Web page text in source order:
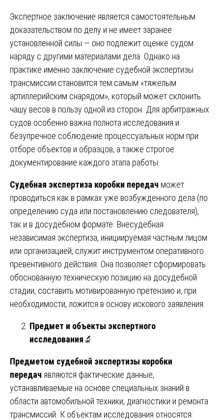
Экспертное заключение является самостоятельным
доказательством по делу и не имеет заранее
установленной силы — оно подлежит оценке судом
наряду с другими материалами дела. Однако на
практике именно заключение судебной экспертизы
трансмиссии становится тем самым «тяжелым
артиллерийским снарядом», который может склонить
чашу весов в пользу одной из сторон. Для арбитражных
судов особенно важна полнота исследования и
безупречное соблюдение процессуальных норм при
отборе объектов и образцов, а также строгое
документирование каждого этапа работы.
Судебная экспертиза коробки передач может
проводиться как в рамках уже возбужденного дела (по
определению суда или постановлению следователя),
так и в досудебном формате. Внесудебная
независимая экспертиза, инициируемая частным лицом
или организацией, служит инструментом оперативного
превентивного действия. Она позволяет сформировать
обоснованную техническую позицию на досудебной
стадии, составить мотивированную претензию и, при
необходимости, ложится в основу искового заявления.
Предмет и объекты экспертного
исследования🔬
Предметом судебной экспертизы коробки
передач являются фактические данные,
устанавливаемые на основе специальных знаний в
области автомобильной техники, диагностики и ремонта
трансмиссий. К объектам исследования относятся: